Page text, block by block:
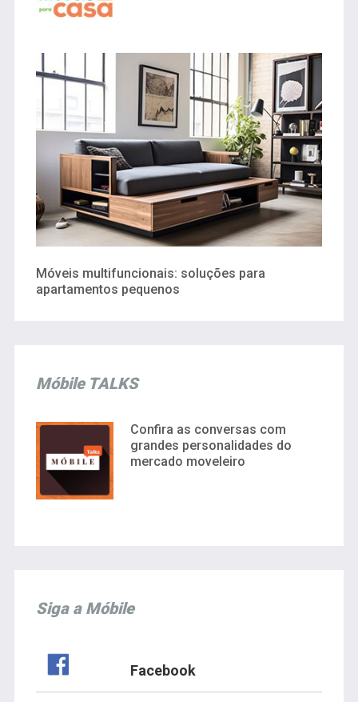
Móveis multifuncionais: soluções para
apartamentos pequenos
Móbile TALKS
Confira as conversas com
grandes personalidades do
mercado moveleiro
Siga a Móbile
Facebook